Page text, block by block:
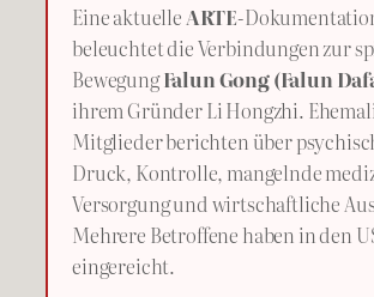
Eine aktuelle ARTE-
beleuchtet die Verbindungen zur
BewegungFalun Gong (Falun
ihrem Gründer Li Hongzhi.
Mitglieder berichten über
Druck, Kontrolle, mangelnde
Versorgung und wirtschaftliche
Mehrere Betroffene haben in den
eingereicht.